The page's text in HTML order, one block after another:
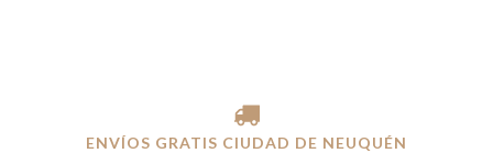
ENVÍOS GRATIS CIUDAD DE NEUQUÉN